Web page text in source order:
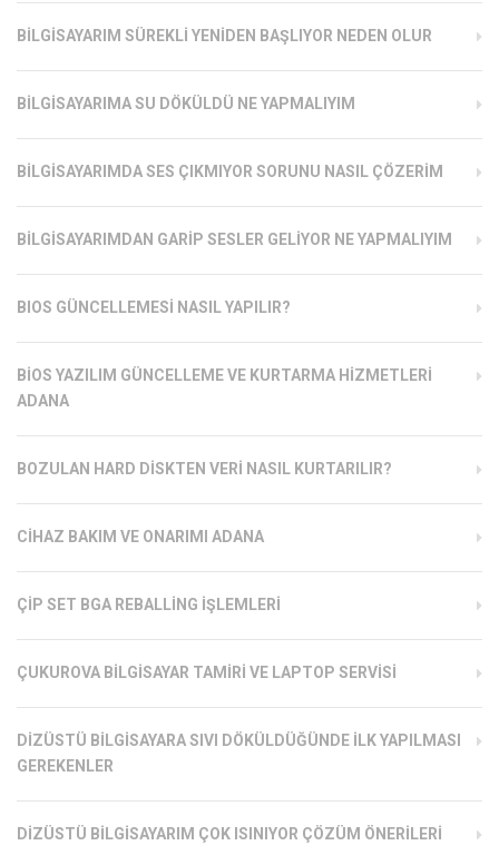
BILGISAYARIM SÜREKLI YENIDEN BAŞLIYOR NEDEN OLUR
BILGISAYARIMA SU DÖKÜLDÜ NE YAPMALIYIM
BILGISAYARIMDA SES ÇIKMIYOR SORUNU NASIL ÇÖZERIM
BILGISAYARIMDAN GARIP SESLER GELIYOR NE YAPMALIYIM
BIOS GÜNCELLEMESI NASIL YAPILIR?
BIOS YAZILIM GÜNCELLEME VE KURTARMA HIZMETLERI
ADANA
BOZULAN HARD DISKTEN VERI NASIL KURTARILIR?
CIHAZ BAKIM VE ONARIMI ADANA
ÇIP SET BGA REBALLING İŞLEMLERI
ÇUKUROVA BILGISAYAR TAMIRI VE LAPTOP SERVISI
DIZÜSTÜ BILGISAYARA SIVI DÖKÜLDÜĞÜNDE İLK YAPILMASI
GEREKENLER
DIZÜSTÜ BILGISAYARIM ÇOK ISINIYOR ÇÖZÜM ÖNERILERI